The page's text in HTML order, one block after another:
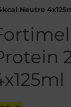
Neutre